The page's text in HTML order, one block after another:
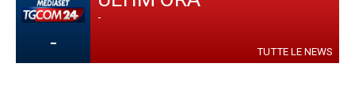
-
-
TUTTE LE NEWS